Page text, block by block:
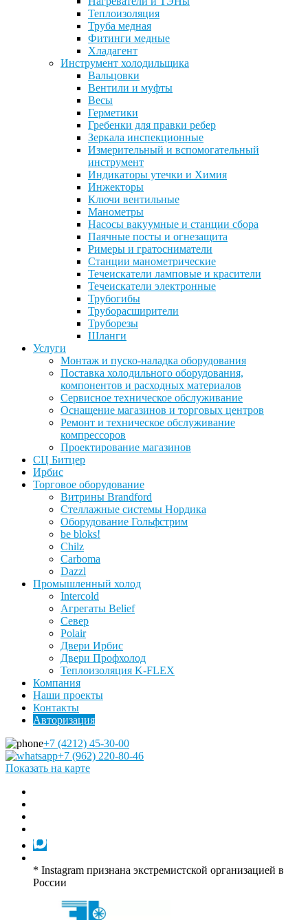
Теплоизоляция
Труба медная
Фитинги медные
Хладагент
Инструмент холодильщика
Вальцовки
Вентили и муфты
Весы
Герметики
Гребенки для правки ребер
Зеркала инспекционные
Измерительный и вспомогательный
инструмент
Индикаторы утечки и Химия
Инжекторы
Ключи вентильные
Манометры
Насосы вакуумные и станции сбора
Паячные посты и огнезащита
Римеры и гратосниматели
Станции манометрические
Течеискатели ламповые и красители
Течеискатели электронные
Трубогибы
Труборасширители
Труборезы
Шланги
Услуги
Монтаж и пуско-наладка оборудования
Поставка холодильного оборудования,
компонентов и расходных материалов
Сервисное техническое обслуживание
Оснащение магазинов и торговых центров
Ремонт и техническое обслуживание
компрессоров
Проектирование магазинов
СЦ Битцер
Ирбис
Торговое оборудование
Витрины Brandford
Стеллажные системы Нордика
Оборудование Гольфстрим
be bloks!
Chilz
Carboma
Dazzl
Промышленный холод
Intercold
Агрегаты Belief
Север
Polair
Двери Ирбис
Двери Профхолод
Теплоизоляция K-FLEX
Компания
Наши проекты
Контакты
Авторизация
+7 (4212) 45-30-00
+7 (962) 220-80-46
Показать на карте
* Instagram признана экстремистской организацией в
России